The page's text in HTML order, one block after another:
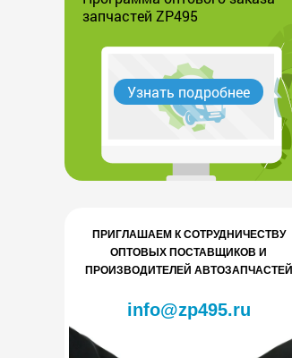
запчастей ZP495
Узнать подробнее
ПРИГЛАШАЕМ К СОТРУДНИЧЕСТВУ
ОПТОВЫХ ПОСТАВЩИКОВ И
ПРОИЗВОДИТЕЛЕЙ АВТОЗАПЧАСТЕЙ
info@zp495.ru